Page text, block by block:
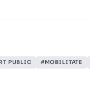
suspendarea
PUBLIC #MOBILITATE